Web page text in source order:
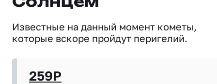
Известные на данный момент кометы,
которые вскоре пройдут перигелий.
259P